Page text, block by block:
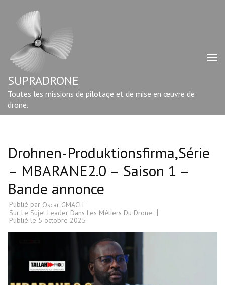
contenu
Entrée)
SUPRADRONE
Toutes les missions de pilotage et de mise en œuvre de
drone.
Drohnen-Produktionsfirma,Série
– MBARANE2.0 – Saison 1 –
Bande annonce
Publié par Oscar GMACH
Sur Le Sujet Leader Dans Les Métiers Du Drone:
Publié le 5 octobre 2025